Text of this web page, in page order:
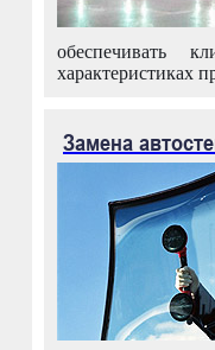
обеспечивать
характеристиках
Замена